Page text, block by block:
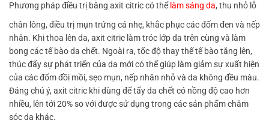
Phương pháp điều trị bằng axit citric có thể làm sáng da, thu nhỏ lỗ
chân lông, điều trị mụn trứng cá nhẹ, khắc phục các đốm đen và nếp
nhăn. Khi thoa lên da, axit citric làm tróc lớp da trên cùng và làm
bong các tế bào da chết. Ngoài ra, tốc độ thay thế tế bào tăng lên,
thúc đẩy sự phát triển của da mới có thể giúp làm giảm sự xuất hiện
của các đốm đồi mồi, sẹo mụn, nếp nhăn nhỏ và da không đều màu.
Đáng chú ý, axit citric khi dùng để tẩy da chết có nồng độ cao hơn
nhiều, lên tới 20% so với được sử dụng trong các sản phẩm chăm
sóc da khác.